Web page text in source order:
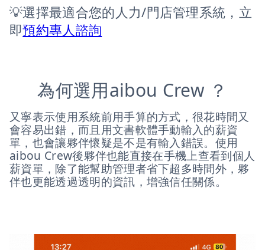
💡選擇最適合您的人力/門店管理系統，立
即預約專人諮詢
為何選用aibou Crew ？
又寧表示使用系統前用手算的方式，很花時間又
會容易出錯，而且用文書軟體手動輸入的薪資
單，也會讓夥伴懷疑是不是有輸入錯誤。使用
aibou Crew後夥伴也能直接在手機上查看到個人
薪資單，除了能幫助管理者省下超多時間外，夥
伴也更能透過透明的資訊，增強信任關係。